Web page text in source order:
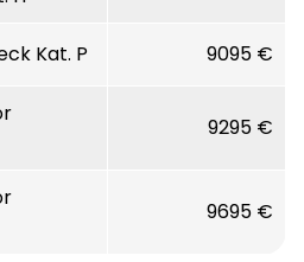
Sperry
Kat. P 9095 €
9295 €
9695 €